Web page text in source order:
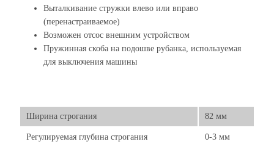
Выталкивание стружки влево или вправо
(перенастраиваемое)
Возможен отсос внешним устройством
Пружинная скоба на подошве рубанка, используемая
для выключения машины
Ширина строгания 82 мм
Регулируемая глубина строгания 0-3 мм